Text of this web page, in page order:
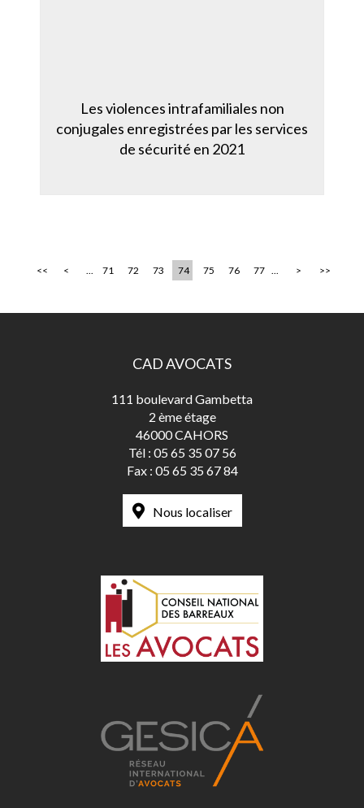
Les violences intrafamiliales non
conjugales enregistrées par les services
de sécurité en 2021
<< < 71 72 73 74 75 76 77 > >>
CAD AVOCATS
111 boulevard Gambetta
2 ème étage
46000 CAHORS
Tél : 05 65 35 07 56
Fax : 05 65 35 67 84
Nous localiser